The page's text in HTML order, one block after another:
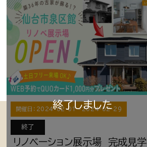
開催日： 2024-02-01〜2024-02-29
終了
リノベーション展示場 完成見学